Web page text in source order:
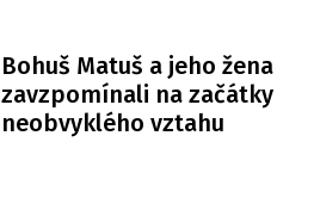
Bohuš Matuš a jeho žena
zavzpomínali na začátky
neobvyklého vztahu